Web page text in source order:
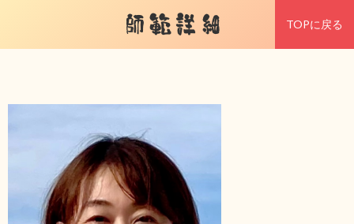
師範詳細 TOPに戻る